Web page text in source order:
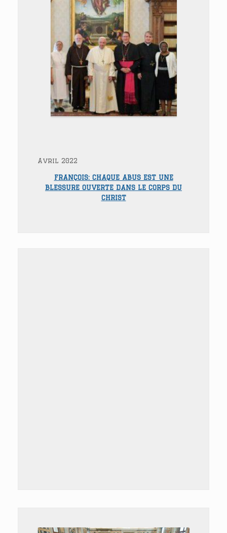
Avril 2022
FRANÇOIS: CHAQUE ABUS EST UNE
BLESSURE OUVERTE DANS LE CORPS DU
CHRIST